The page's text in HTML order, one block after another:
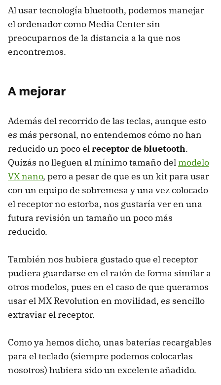
Al usar tecnología bluetooth, podemos manejar
el ordenador como Media Center sin
preocuparnos de la distancia a la que nos
encontremos.
A mejorar
Además del recorrido de las teclas, aunque esto
es más personal, no entendemos cómo no han
reducido un poco elreceptor de bluetooth.
Quizás no lleguen al mínimo tamaño delmodelo
VX nano, pero a pesar de que es un kit para usar
con un equipo de sobremesa y una vez colocado
el receptor no estorba, nos gustaría ver en una
futura revisión un tamaño un poco más
reducido.
También nos hubiera gustado que el receptor
pudiera guardarse en el ratón de forma similar a
otros modelos, pues en el caso de que queramos
usar el MX Revolution en movilidad, es sencillo
extraviar el receptor.
Como ya hemos dicho, unas baterías recargables
para el teclado (siempre podemos colocarlas
nosotros) hubiera sido un excelente añadido.